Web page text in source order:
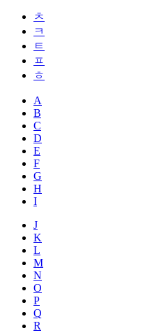
ㅊ
ㅋ
ㅌ
ㅍ
ㅎ
A
B
C
D
E
F
G
H
I
J
K
L
M
N
O
P
Q
R